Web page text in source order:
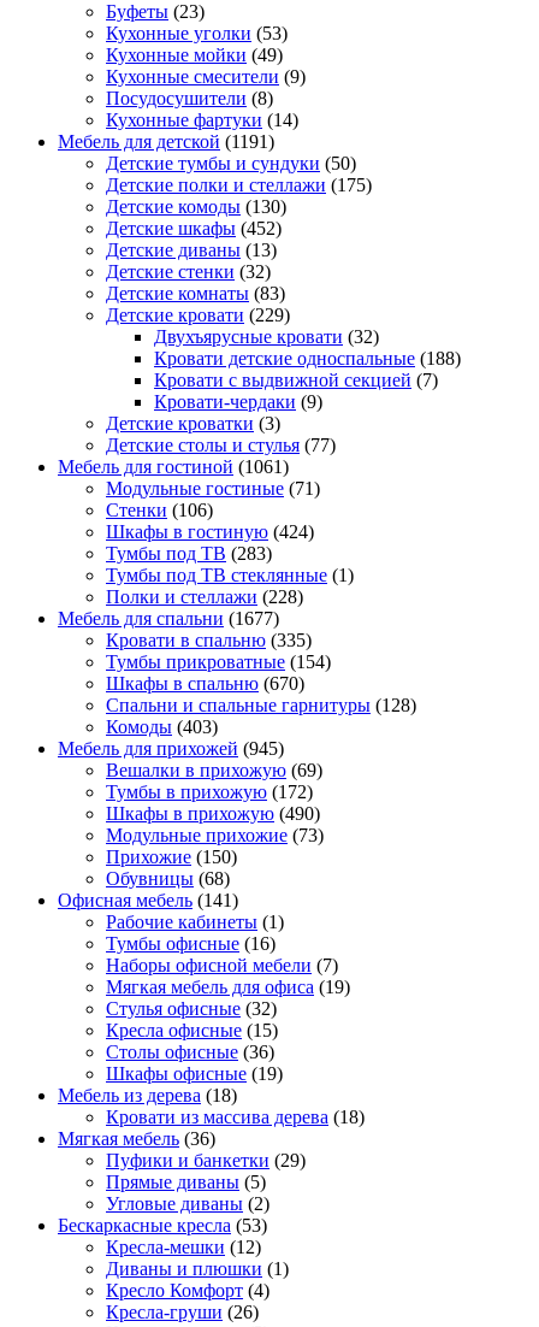
Буфеты (23)
Кухонные уголки (53)
Кухонные мойки (49)
Кухонные смесители (9)
Посудосушители (8)
Кухонные фартуки (14)
Мебель для детской (1191)
Детские тумбы и сундуки (50)
Детские полки и стеллажи (175)
Детские комоды (130)
Детские шкафы (452)
Детские диваны (13)
Детские стенки (32)
Детские комнаты (83)
Детские кровати (229)
Двухъярусные кровати (32)
Кровати детские односпальные (188)
Кровати с выдвижной секцией (7)
Кровати-чердаки (9)
Детские кроватки (3)
Детские столы и стулья (77)
Мебель для гостиной (1061)
Модульные гостиные (71)
Стенки (106)
Шкафы в гостиную (424)
Тумбы под ТВ (283)
Тумбы под ТВ стеклянные (1)
Полки и стеллажи (228)
Мебель для спальни (1677)
Кровати в спальню (335)
Тумбы прикроватные (154)
Шкафы в спальню (670)
Спальни и спальные гарнитуры (128)
Комоды (403)
Мебель для прихожей (945)
Вешалки в прихожую (69)
Тумбы в прихожую (172)
Шкафы в прихожую (490)
Модульные прихожие (73)
Прихожие (150)
Обувницы (68)
Офисная мебель (141)
Рабочие кабинеты (1)
Тумбы офисные (16)
Наборы офисной мебели (7)
Мягкая мебель для офиса (19)
Стулья офисные (32)
Кресла офисные (15)
Столы офисные (36)
Шкафы офисные (19)
Мебель из дерева (18)
Кровати из массива дерева (18)
Мягкая мебель (36)
Пуфики и банкетки (29)
Прямые диваны (5)
Угловые диваны (2)
Бескаркасные кресла (53)
Кресла-мешки (12)
Диваны и плюшки (1)
Кресло Комфорт (4)
Кресла-груши (26)